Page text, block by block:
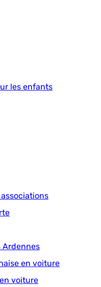
les enfants
Ardennes
en voiture
voiture